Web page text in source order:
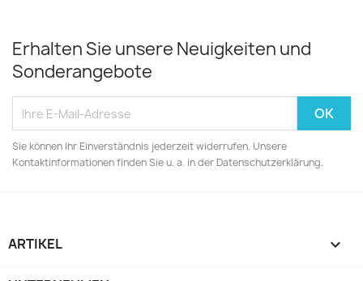
Erhalten Sie unsere Neuigkeiten und
Sonderangebote
Sie können Ihr Einverständnis jederzeit widerrufen. Unsere
Kontaktinformationen finden Sie u. a. in der Datenschutzerklärung.
ARTIKEL 